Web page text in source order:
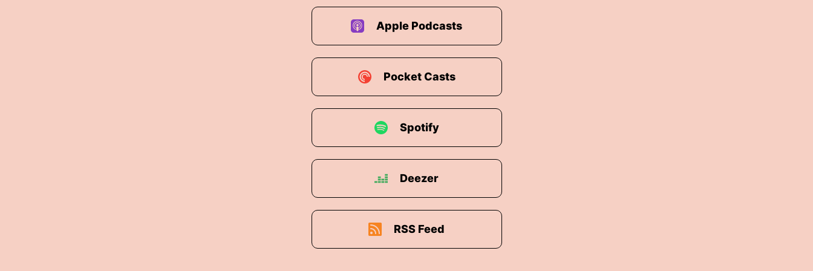
Apple Podcasts
Pocket Casts
Spotify
Deezer
RSS Feed